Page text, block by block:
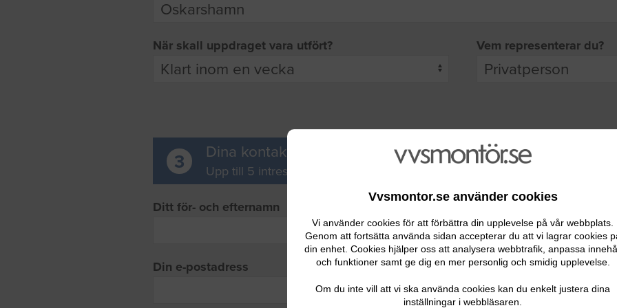
Vvsmontor.se använder cookies
Vi använder cookies för att förbättra din upplevelse på vår webbplats.
Genom att fortsätta använda sidan accepterar du att vi lagrar cookies
din enhet. Cookies hjälper oss att analysera webbtrafik, anpassa
och funktioner samt ge dig en mer personlig och smidig upplevelse.
Om du inte vill att vi ska använda cookies kan du enkelt justera dina
inställningar i webbläsaren.
När skall uppdraget vara utfört? Vem representerar du?
3 Dina kontaktuppgifter
Upp till 5 intresserade leverantörer får möjlighet att ta kontakt med dig.
Ditt för- och efternamn
Din e-postadress Ditt telefonnummer